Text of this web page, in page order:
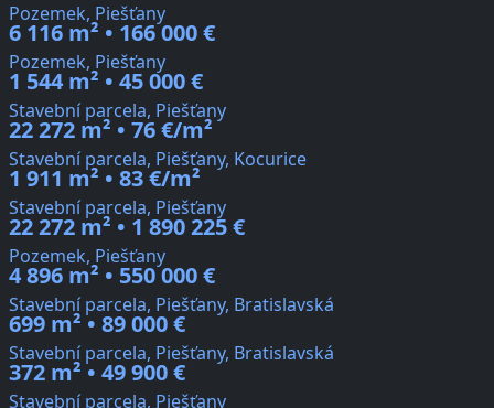
Pozemek, Piešťany
6 116 m² • 166 000 €
Pozemek, Piešťany
1 544 m² • 45 000 €
Stavební parcela, Piešťany
22 272 m² • 76 €/m²
Stavební parcela, Piešťany, Kocurice
1 911 m² • 83 €/m²
Stavební parcela, Piešťany
22 272 m² • 1 890 225 €
Pozemek, Piešťany
4 896 m² • 550 000 €
Stavební parcela, Piešťany, Bratislavská
699 m² • 89 000 €
Stavební parcela, Piešťany, Bratislavská
372 m² • 49 900 €
Stavební parcela, Piešťany